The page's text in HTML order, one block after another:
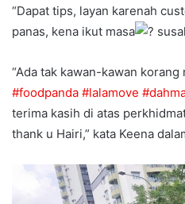
“Dapat tips, layan karenah
panas, kena ikut masa
“Ada tak kawan-kawan korang
#foodpanda #lalamove
terima kasih di atas
thank u Hairi,” kata Keena